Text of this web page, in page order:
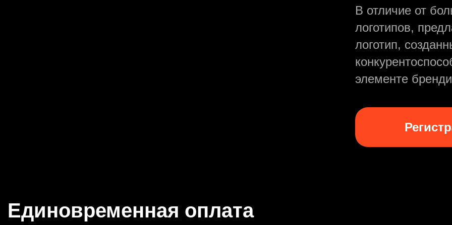
В отличие от
логотипов,
логотип,
элементе
Единовременная оплата